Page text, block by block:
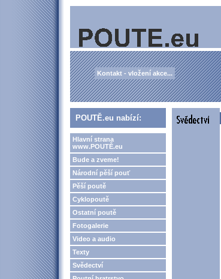
Kontakt - vložení akce...
POUTĚ.eu nabízí:
Hlavní strana
www.POUTĚ.eu
Bude a zveme!
Národní pěší pouť
Pěší poutě
Cyklopoutě
Ostatní poutě
Fotogalerie
Video a audio
Texty
Svědectví